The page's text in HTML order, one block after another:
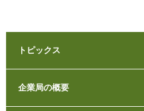
トピックス
企業局の概要